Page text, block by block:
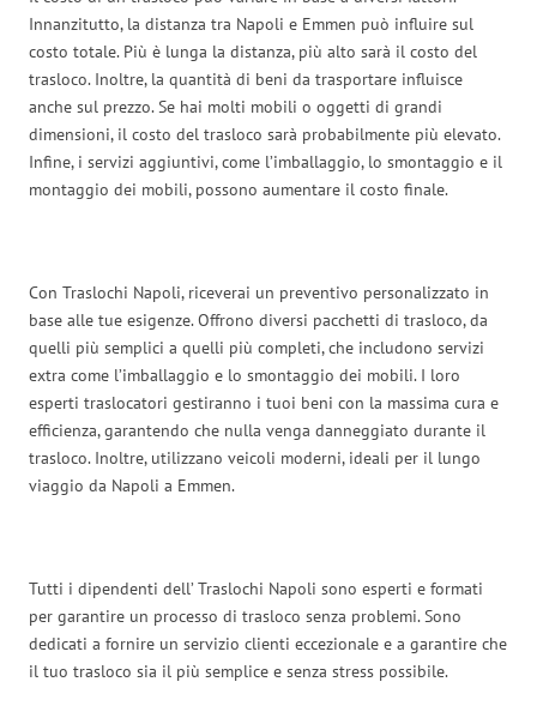
Innanzitutto, la distanza tra Napoli e Emmen può influire sul
costo totale. Più è lunga la distanza, più alto sarà il costo del
trasloco. Inoltre, la quantità di beni da trasportare influisce
anche sul prezzo. Se hai molti mobili o oggetti di grandi
dimensioni, il costo del trasloco sarà probabilmente più elevato.
Infine, i servizi aggiuntivi, come l’imballaggio, lo smontaggio e il
montaggio dei mobili, possono aumentare il costo finale.
Con Traslochi Napoli, riceverai un preventivo personalizzato in
base alle tue esigenze. Offrono diversi pacchetti di trasloco, da
quelli più semplici a quelli più completi, che includono servizi
extra come l’imballaggio e lo smontaggio dei mobili. I loro
esperti traslocatori gestiranno i tuoi beni con la massima cura e
efficienza, garantendo che nulla venga danneggiato durante il
trasloco. Inoltre, utilizzano veicoli moderni, ideali per il lungo
viaggio da Napoli a Emmen.
Tutti i dipendenti dell’ Traslochi Napoli sono esperti e formati
per garantire un processo di trasloco senza problemi. Sono
dedicati a fornire un servizio clienti eccezionale e a garantire che
il tuo trasloco sia il più semplice e senza stress possibile.